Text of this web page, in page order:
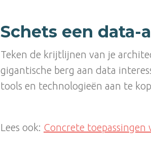
Schets een data-
Teken de krijtlijnen van je
gigantische berg aan data
tools en technologieën aan te
Lees ook: Concrete